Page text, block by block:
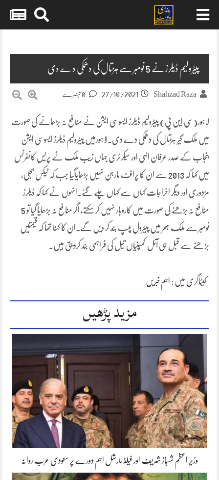
پیٹرولیم ڈیلرز نے 5 نومبر سے ہڑتال کی دھمکی دے دی
Shahzad Raza
27/10/2021
لاہور(سی این پی) پیٹرولیم ڈیلرز ایسوسی ایشن نے منافع نہ بڑھانے کی صورت
میں ملک گیر ہڑتال کی دھمکی دے دی۔لاہورمیں پیٹرولیم ڈیلرز ایسوسی ایشن
پنجاب کے صدر عرفان الہی اور سیکرٹری جہاں زیب ملک نے پریس کانفرنس
میں کہا کہ 2013 سے ان کا پرافٹ مارجن نہیں بڑھایاگیا جب کہ ٹیکس بجلی،
مزدوری اور دیگر اخراجات کہاں سے کہاں چلے گئے۔انہوں نے کہا کہ ڈیلرز
منافع نہ بڑھنے کی صورت میں کاروبار نہیں کر سکتے، اگر منافع نہ بڑھایا گیا تو 5
نومبر سے ملک بھر میں پیٹرول پمپ بند کر دیں گے۔ان کا کہنا تھا کہ قیمتیں
بڑھنے سے قبل ہی آئل کمپنیاں تیل کی فراہمی بند کردیتی ہیں۔
کیٹاگری میں : اہم خبریں
مزید پڑھیں
وزیر اعظم شہباز شریف اور فیلڈ مارشل اہم دورے پر سعودی عرب روانہ